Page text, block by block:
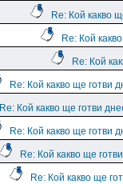
Re: Кой какво
Re: Кой
Re: Кой
Re: Кой какво ще готви
Re: Кой какво ще готви
Re: Кой какво ще готви
Re: Кой какво ще
Re: Кой какво ще